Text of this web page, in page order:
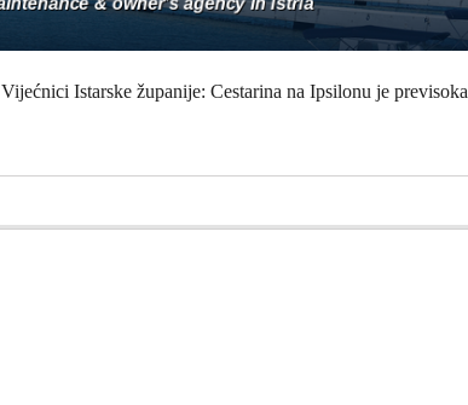
Vijećnici Istarske županije: Cestarina na Ipsilonu je previsoka